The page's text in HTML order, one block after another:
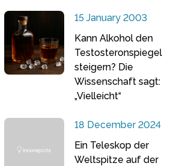
15 January 2003
Kann Alkohol den
Testosteronspiegel
steigern? Die
Wissenschaft sagt:
„Vielleicht“
18 December 2024
Ein Teleskop der
Weltspitze auf der